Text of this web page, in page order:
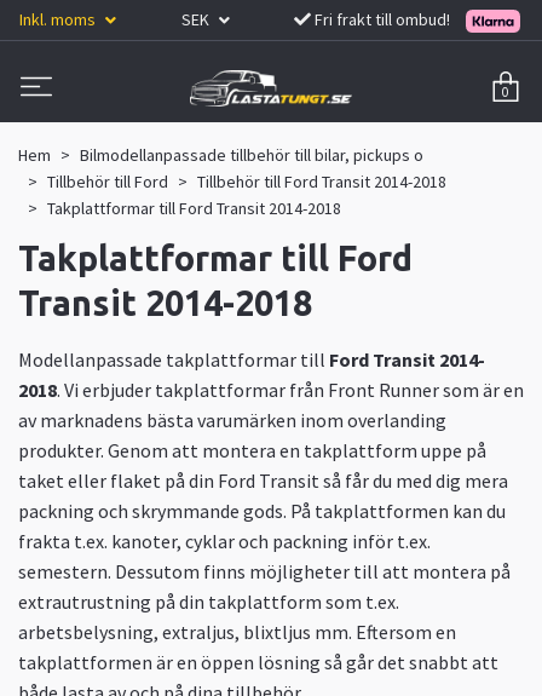
Inkl. moms SEK Fri frakt till ombud!
0
Hem
Bilmodellanpassade tillbehör till bilar, pickups o
Tillbehör till Ford
Tillbehör till Ford Transit 2014-2018
Takplattformar till Ford Transit 2014-2018
Takplattformar till Ford
Transit 2014-2018
Modellanpassade takplattformar till Ford Transit 2014-
2018. Vi erbjuder takplattformar från Front Runner som är en
av marknadens bästa varumärken inom overlanding
produkter. Genom att montera en takplattform uppe på
taket eller flaket på din Ford Transit så får du med dig mera
packning och skrymmande gods. På takplattformen kan du
frakta t.ex. kanoter, cyklar och packning inför t.ex.
semestern. Dessutom finns möjligheter till att montera på
extrautrustning på din takplattform som t.ex.
arbetsbelysning, extraljus, blixtljus mm. Eftersom en
takplattformen är en öppen lösning så går det snabbt att